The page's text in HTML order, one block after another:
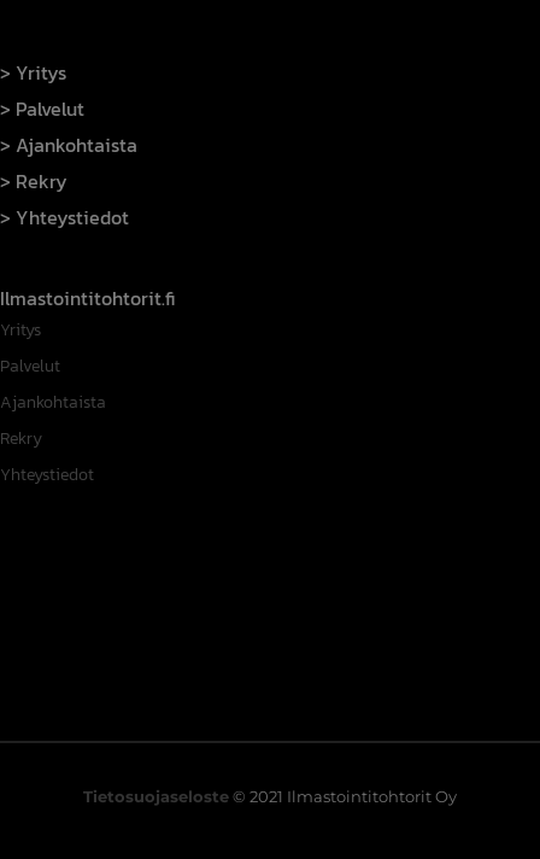
Yritys
Palvelut
Ajankohtaista
Rekry
Yhteystiedot
Ilmastointitohtorit.fi
Yritys
Palvelut
Ajankohtaista
Rekry
Yhteystiedot
Tietosuojaseloste© 2021 Ilmastointitohtorit Oy